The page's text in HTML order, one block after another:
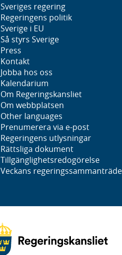
Sveriges regering
Regeringens politik
Sverige i EU
Så styrs Sverige
Press
Kontakt
Jobba hos oss
Kalendarium
Om Regeringskansliet
Om webbplatsen
Other languages
Prenumerera via e-post
Regeringens utlysningar
Rättsliga dokument
Tillgänglighetsredogörelse
Veckans regeringssammanträde